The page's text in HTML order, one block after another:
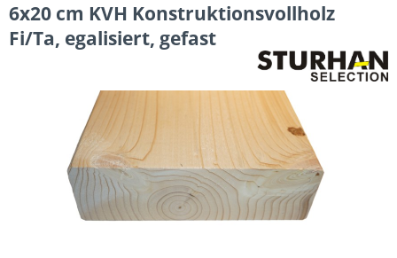
6x20 cm KVH Konstruktionsvollholz
Fi/Ta, egalisiert, gefast